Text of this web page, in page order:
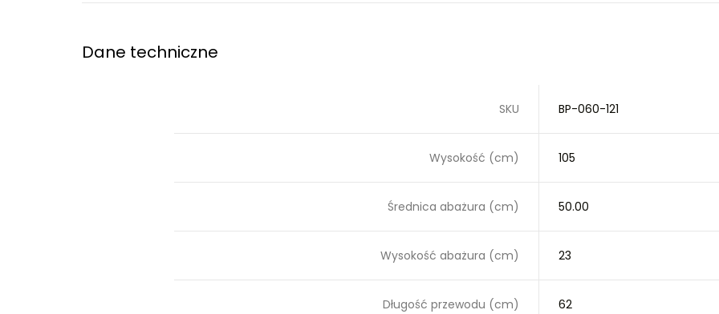
Dane techniczne
SKU BP-060-121
Wysokość (cm) 105
Średnica abażura (cm) 50.00
Wysokość abażura (cm) 23
Długość przewodu (cm) 62